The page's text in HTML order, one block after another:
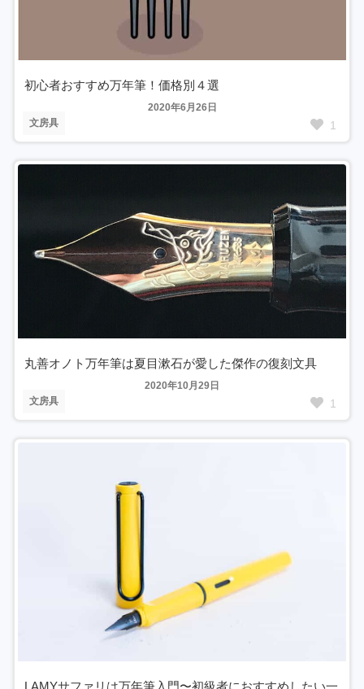
文房具
2020年6月26日
初心者おすすめ万年筆！価格別４選
1
文房具
2020年10月29日
丸善オノト万年筆は夏目漱石が愛した傑作の復刻文具
1